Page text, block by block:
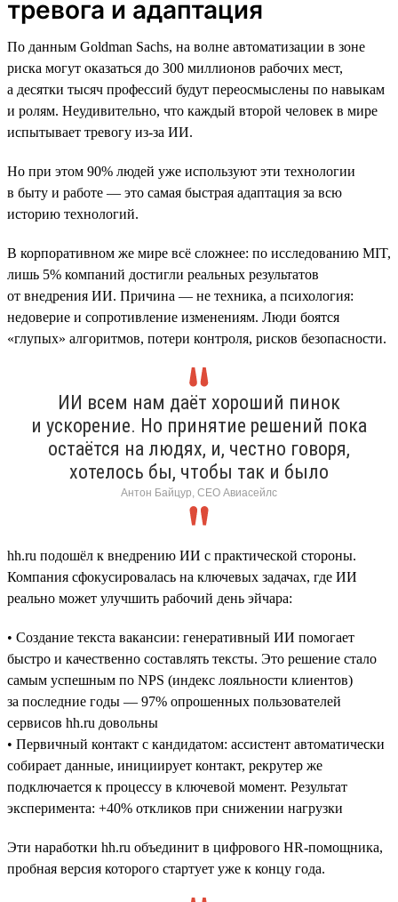
тревога и адаптация
По данным Goldman Sachs, на волне автоматизации в зоне
риска могут оказаться до 300 миллионов рабочих мест,
а десятки тысяч профессий будут переосмыслены по навыкам
и ролям. Неудивительно, что каждый второй человек в мире
испытывает тревогу из-за ИИ.
Но при этом 90% людей уже используют эти технологии
в быту и работе — это самая быстрая адаптация за всю
историю технологий.
В корпоративном же мире всё сложнее: по исследованию MIT,
лишь 5% компаний достигли реальных результатов
от внедрения ИИ. Причина — не техника, а психология:
недоверие и сопротивление изменениям. Люди боятся
«глупых» алгоритмов, потери контроля, рисков безопасности.
ИИ всем нам даёт хороший пинок
и ускорение. Но принятие решений пока
остаётся на людях, и, честно говоря,
хотелось бы, чтобы так и было
Антон Байцур, CEO Авиасейлс
hh.ru подошёл к внедрению ИИ с практической стороны.
Компания сфокусировалась на ключевых задачах, где ИИ
реально может улучшить рабочий день эйчара:
• Создание текста вакансии: генеративный ИИ помогает
быстро и качественно составлять тексты. Это решение стало
самым успешным по NPS (индекс лояльности клиентов)
за последние годы — 97% опрошенных пользователей
сервисов hh.ru довольны
• Первичный контакт с кандидатом: ассистент автоматически
собирает данные, инициирует контакт, рекрутер же
подключается к процессу в ключевой момент. Результат
эксперимента: +40% откликов при снижении нагрузки
Эти наработки hh.ru объединит в цифрового HR-помощника,
пробная версия которого стартует уже к концу года.